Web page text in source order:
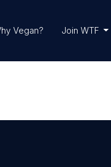
Vegan? Join WTF